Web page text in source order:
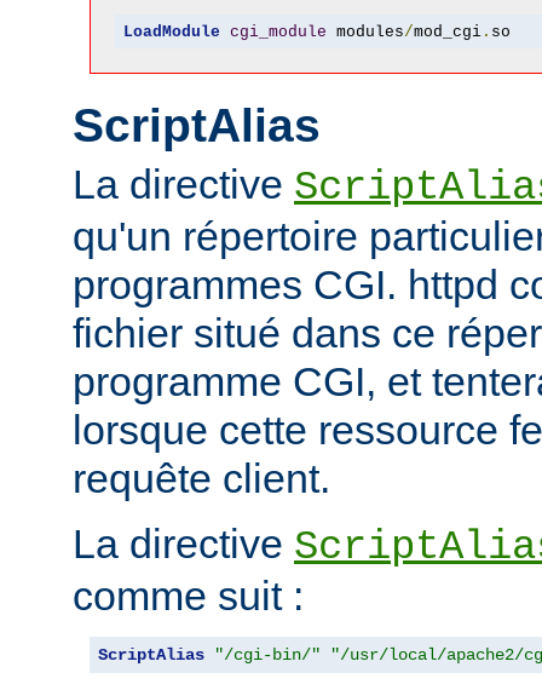
LoadModule cgi_module modules/mod_cgi. so
ScriptAlias
La directive
qu'un répertoire
programmes CGI. httpd
fichier situé dans ce
programme CGI, et
lorsque cette ressource
requête client.
La directive
comme suit :
ScriptAlias "/cgi-bin/" "/usr/local/apache2/